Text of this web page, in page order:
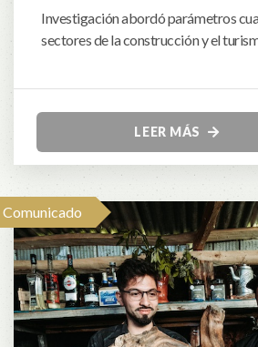
Investigación abordó parámetros
sectores de la construcción y el
LEER MÁS
Comunicado